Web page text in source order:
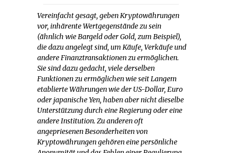
Vereinfacht gesagt, geben Kryptowährungen
vor, inhärente Wertgegenstände zu sein
(ähnlich wie Bargeld oder Gold, zum Beispiel),
die dazu angelegt sind, um Käufe, Verkäufe und
andere Finanztransaktionen zu ermöglichen.
Sie sind dazu gedacht, viele derselben
Funktionen zu ermöglichen wie seit Langem
etablierte Währungen wie der US-Dollar, Euro
oder japanische Yen, haben aber nicht dieselbe
Unterstützung durch eine Regierung oder eine
andere Institution. Zu anderen oft
angepriesenen Besonderheiten von
Kryptowährungen gehören eine persönliche